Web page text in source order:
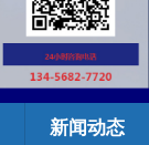
新闻动态